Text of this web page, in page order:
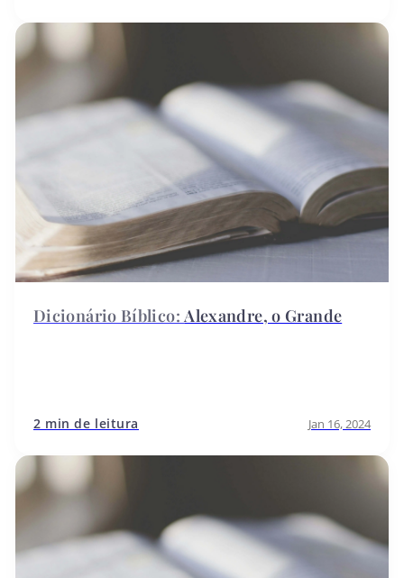
Alexandre, o Grande
2 min de leitura Jan 16, 2024